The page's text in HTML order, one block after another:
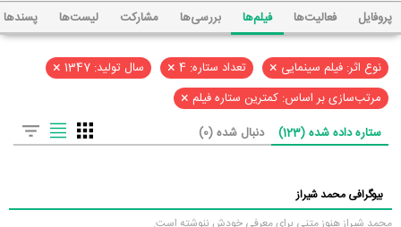
پروفایل فعالیت‌ها فیلم‌ها بررسی‌ها مشارکت لیست‌ها پسند‌ها
نوع اثر: فیلم سینمایی × تعداد ستاره: 4 × سال تولید: 1347 ×
مرتب‌سازی بر اساس: کمترین ستاره فیلم ×
ستاره داده شده (123) دنبال شده (0)
بیوگرافی محمد شیراز
محمد شیراز هنوز متنی برای معرفی خودش ننوشته است.